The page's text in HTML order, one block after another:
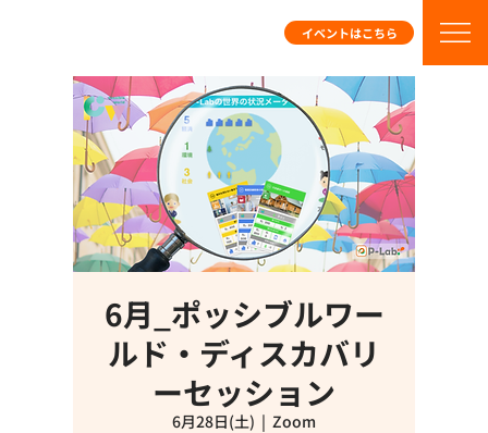
イベントはこちら
6月_ポッシブルワー
ルド・ディスカバリ
ーセッション
6月28日(土)
  |
Zoom